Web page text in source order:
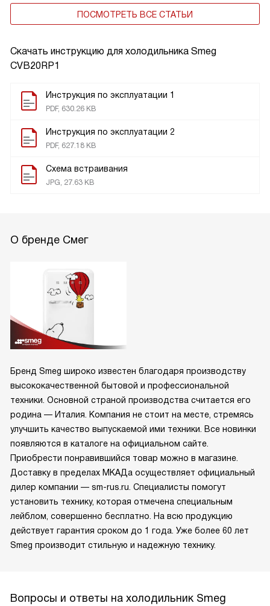
Скачать инструкцию для холодильника Smeg
CVB20RP1
Инструкция по эксплуатации 1
PDF, 630.26 KB
Инструкция по эксплуатации 2
PDF, 627.18 KB
Схема встраивания
JPG, 27.63 KB
ПОСМОТРЕТЬ ВСЕ СТАТЬИ
О бренде Смег
Бренд Smeg широко известен благодаря производству
высококачественной бытовой и профессиональной
техники. Основной страной производства считается его
родина — Италия. Компания не стоит на месте, стремясь
улучшить качество выпускаемой ими техники. Все новинки
появляются в каталоге на официальном сайте.
Приобрести понравившийся товар можно в магазине.
Доставку в пределах МКАДа осуществляет официальный
дилер компании — sm-rus.ru. Специалисты помогут
установить технику, которая отмечена специальным
лейблом, совершенно бесплатно. На всю продукцию
действует гарантия сроком до 1 года. Уже более 60 лет
Smeg производит стильную и надежную технику.
Вопросы и ответы на холодильник Smeg